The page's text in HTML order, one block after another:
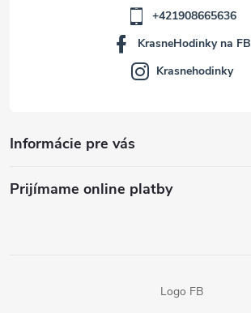
Informácie pre vás
Prijímame online platby
+421908665636
KrasneHodinky na FB
Krasnehodinky
Logo FB